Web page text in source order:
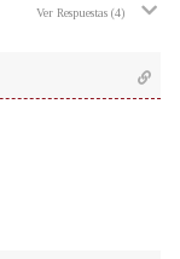
Ver Respuestas (4)